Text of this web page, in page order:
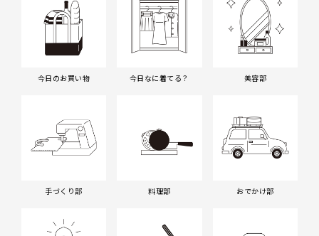
今日のお買い物 今日なに着てる？ 美容部
手づくり部 料理部 おでかけ部